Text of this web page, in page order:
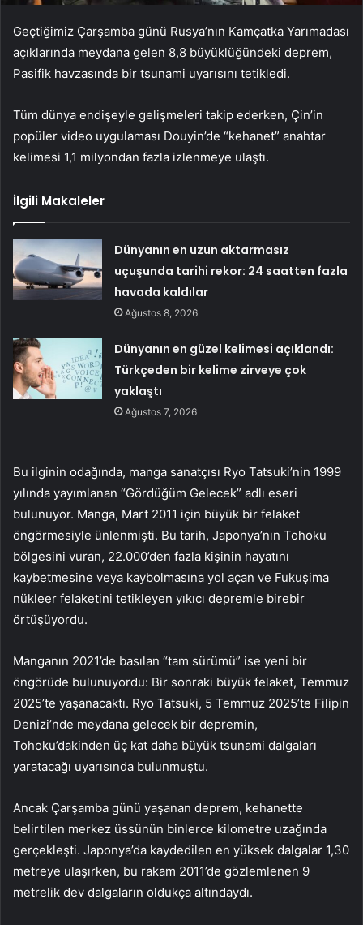
Geçtiğimiz Çarşamba günü Rusya’nın Kamçatka Yarımadası
açıklarında meydana gelen 8,8 büyüklüğündeki deprem,
Pasifik havzasında bir tsunami uyarısını tetikledi.
Tüm dünya endişeyle gelişmeleri takip ederken, Çin’in
popüler video uygulaması Douyin’de “kehanet” anahtar
kelimesi 1,1 milyondan fazla izlenmeye ulaştı.
İlgili Makaleler
Dünyanın en uzun aktarmasız
uçuşunda tarihi rekor: 24 saatten fazla
havada kaldılar
Ağustos 8, 2026
Dünyanın en güzel kelimesi açıklandı:
Türkçeden bir kelime zirveye çok
yaklaştı
Ağustos 7, 2026
Bu ilginin odağında, manga sanatçısı Ryo Tatsuki’nin 1999
yılında yayımlanan “Gördüğüm Gelecek” adlı eseri
bulunuyor. Manga, Mart 2011 için büyük bir felaket
öngörmesiyle ünlenmişti. Bu tarih, Japonya’nın Tohoku
bölgesini vuran, 22.000’den fazla kişinin hayatını
kaybetmesine veya kaybolmasına yol açan ve Fukuşima
nükleer felaketini tetikleyen yıkıcı depremle birebir
örtüşüyordu.
Manganın 2021’de basılan “tam sürümü” ise yeni bir
öngörüde bulunuyordu: Bir sonraki büyük felaket, Temmuz
2025’te yaşanacaktı. Ryo Tatsuki, 5 Temmuz 2025’te Filipin
Denizi’nde meydana gelecek bir depremin,
Tohoku’dakinden üç kat daha büyük tsunami dalgaları
yaratacağı uyarısında bulunmuştu.
Ancak Çarşamba günü yaşanan deprem, kehanette
belirtilen merkez üssünün binlerce kilometre uzağında
gerçekleşti. Japonya’da kaydedilen en yüksek dalgalar 1,30
metreye ulaşırken, bu rakam 2011’de gözlemlenen 9
metrelik dev dalgaların oldukça altındaydı.